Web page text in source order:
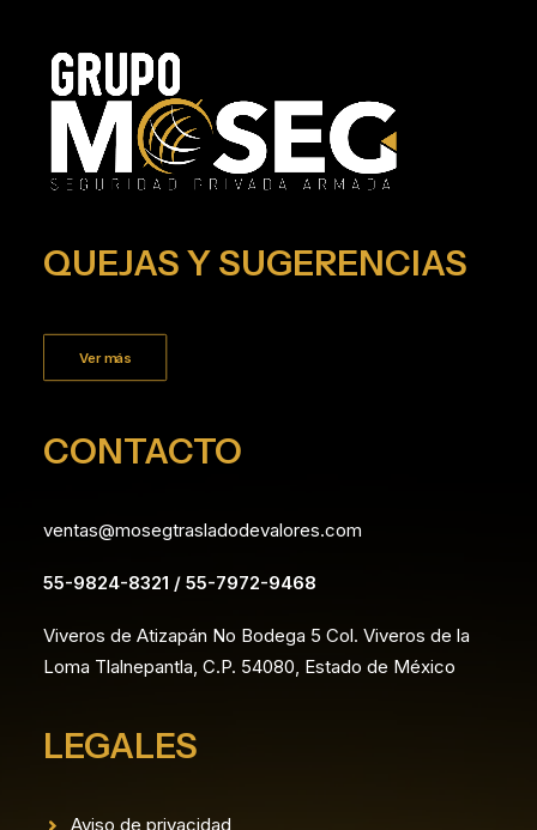
QUEJAS Y SUGERENCIAS
Ver más
CONTACTO
ventas@mosegtrasladodevalores.com
55-9824-8321 / 55-7972-9468
Viveros de Atizapán No Bodega 5 Col. Viveros de la
Loma Tlalnepantla, C.P. 54080, Estado de México
LEGALES
Aviso de privacidad